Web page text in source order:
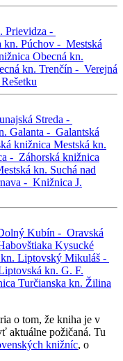
Prievidza -
kn. Púchov - Mestská
Obecná kn.
kn. Trenčín - Verejná
Streda -
Galanta - Galantská
knižnica Mestská kn.
- Záhorská knižnica
kn. Suchá nad
- Knižnica J.
Kubín - Oravská
Kysucké
Liptovský Mikuláš -
kn. G. F.
Turčianska kn. Žilina
o tom, že kniha je v
aktuálne požičaná. Tu
knižníc, o